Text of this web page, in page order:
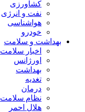
کشاورزی
نفت و انرژی
هواشناسی
خودرو
بهداشت و سلامت
اخبار سلامت
اورژانس
بهداشت
تغدیه
درمان
نظام سلامت
هلال احمر